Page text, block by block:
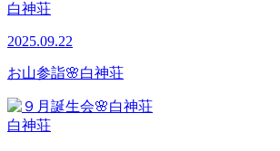
白神荘
2025.09.22
お山参詣🌸白神荘
白神荘